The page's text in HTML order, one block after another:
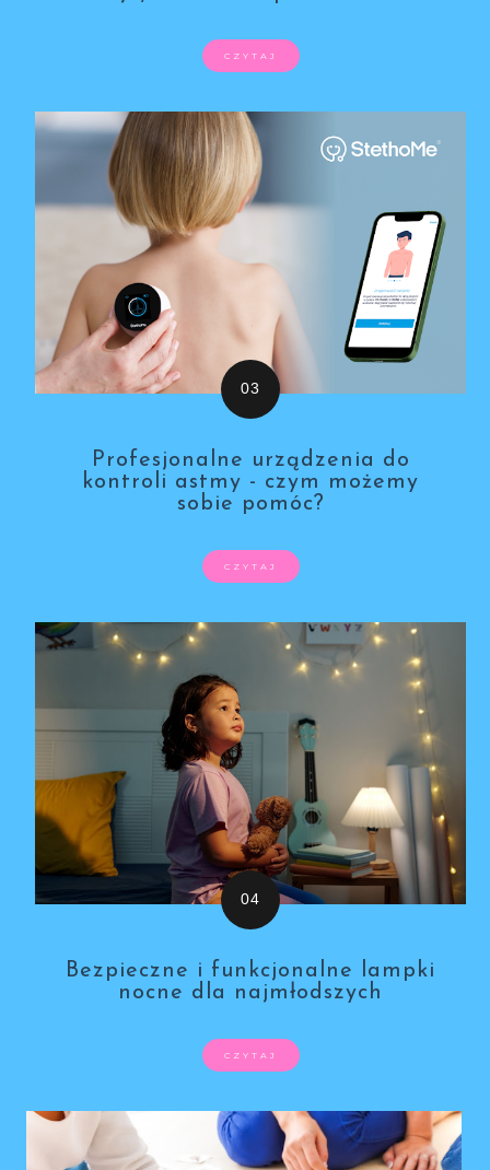
CZYTAJ
Profesjonalne urządzenia do
kontroli astmy - czym możemy
sobie pomóc?
CZYTAJ
Bezpieczne i funkcjonalne lampki
nocne dla najmłodszych
CZYTAJ